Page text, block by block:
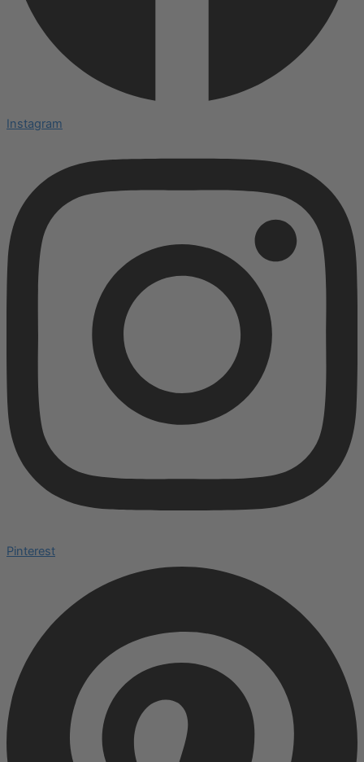
Instagram
Pinterest